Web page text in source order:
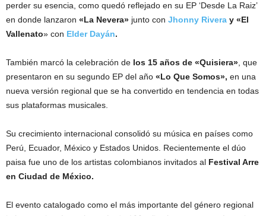
perder su esencia, como quedó reflejado en su EP ‘Desde La Raiz’
en donde lanzaron «La Nevera» junto con Jhonny Rivera y «El
Vallenato» con Elder Dayán.
También marcó la celebración de los 15 años de «Quisiera» , que
presentaron en su segundo EP del año «Lo Que Somos», en una
nueva versión regional que se ha convertido en tendencia en todas
sus plataformas musicales.
Su crecimiento internacional consolidó su música en países como
Perú, Ecuador, México y Estados Unidos. Recientemente el dúo
paisa fue uno de los artistas colombianos invitados al Festival Arre
en Ciudad de México.
El evento catalogado como el más importante del género regional